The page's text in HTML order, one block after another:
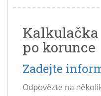
po korunce
Zadejte
Odpovězte na